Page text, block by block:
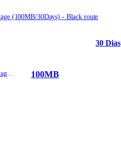
(100MB/30Days) - Black route
30 Dias
🎁 $0.55 + VPN | Tigo Rwanda - Best Coverage (100MB/30Days) - Black route 100MB